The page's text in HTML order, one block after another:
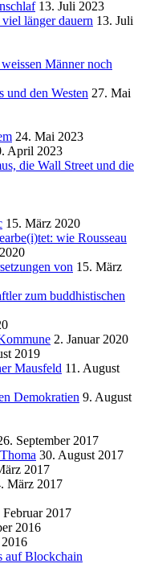
13. Juli 2023
länger dauern 13. Juli
Männer noch
und den Westen 27. Mai
24. Mai 2023
April 2023
die Wall Street und die
15. März 2020
wie Rousseau
von 15. März
zum buddhistischen
2. Januar 2020
2019
Mausfeld 11. August
Demokratien 9. August
September 2017
30. August 2017
2017
März 2017
Februar 2017
2016
auf Blockchain